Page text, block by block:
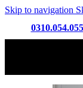
Skip to navigation
0310.054.055